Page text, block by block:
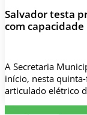
Salvador testa
com
A Secretaria
início, nesta
articulado elétrico